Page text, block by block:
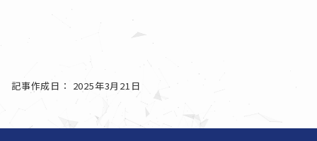
記事作成日： 2025年3月21日